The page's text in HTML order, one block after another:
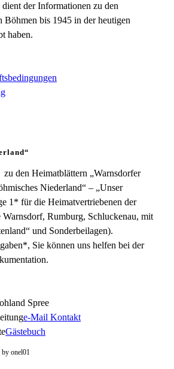
der Informationen zu den
Böhmen bis 1945 in der heutigen
haben.
zu den Heimatblättern „Warnsdorfer
Niederland“ – „Unser
1* für die Heimatvertriebenen der
Rumburg, Schluckenau, mit
und Sonderbeilagen).
Sie können uns helfen bei der
Spree
e-Mail KontaktOpens
Gästebuch
onel01